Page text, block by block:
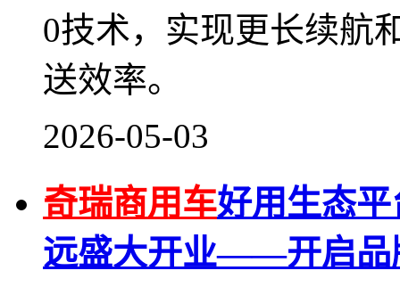
0技术，实现更长续航
送效率。
2026-05-03
奇瑞商用车好用生态
远盛大开业——开启品